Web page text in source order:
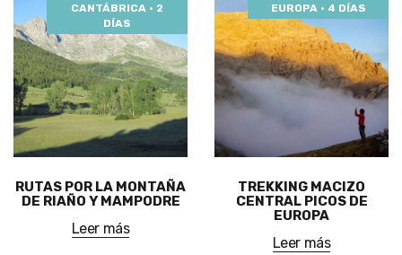
CANTÁBRICA · 2
DÍAS
RUTAS POR LA MONTAÑA
DE RIAÑO Y MAMPODRE
Leer más
EUROPA · 4 DÍAS
TREKKING MACIZO
CENTRAL PICOS DE
EUROPA
Leer más